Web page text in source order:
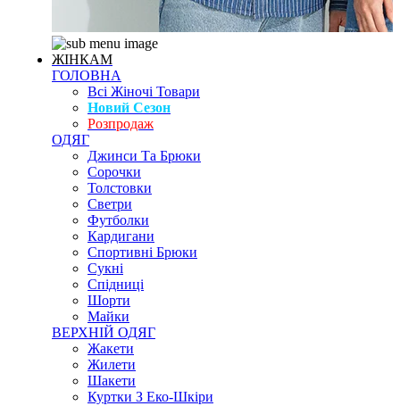
ЖІНКАМ
ГОЛОВНА
Всі Жіночі Товари
Новий Сезон
Розпродаж
ОДЯГ
Джинси Та Брюки
Сорочки
Толстовки
Светри
Футболки
Кардигани
Спортивні Брюки
Сукні
Спідниці
Шорти
Майки
ВЕРХНІЙ ОДЯГ
Жакети
Жилети
Шакети
Куртки З Еко-Шкіри